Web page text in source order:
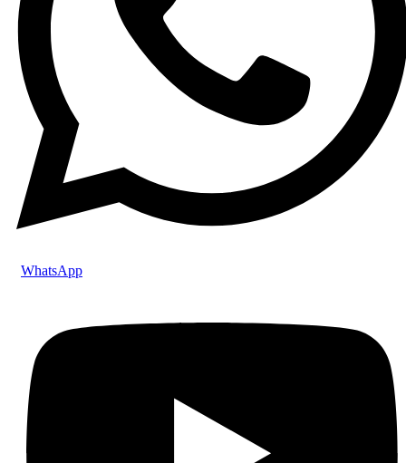
WhatsApp